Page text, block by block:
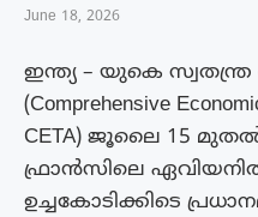
June 18, 2026
ഇന്ത്യ – യുകെ സ്വതന്ത്ര
(Comprehensive
CETA) ജൂലൈ 15
ഫ്രാൻസിലെ
ഉച്ചകോടിക്കിടെ